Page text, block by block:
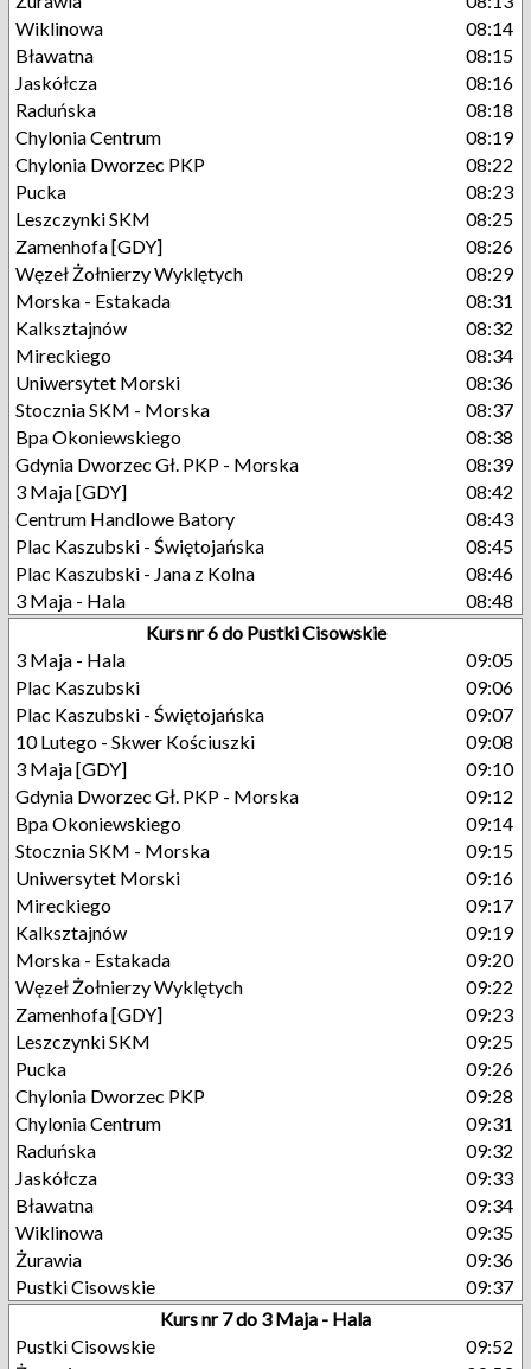
Wiklinowa
08:14
Bławatna
08:15
Jaskółcza
08:16
Raduńska
08:18
Chylonia Centrum
08:19
Chylonia Dworzec PKP
08:22
Pucka
08:23
Leszczynki SKM
08:25
Zamenhofa [GDY]
08:26
Węzeł Żołnierzy Wyklętych
08:29
Morska - Estakada
08:31
Kalksztajnów
08:32
Mireckiego
08:34
Uniwersytet Morski
08:36
Stocznia SKM - Morska
08:37
Bpa Okoniewskiego
08:38
Gdynia Dworzec Gł. PKP - Morska
08:39
3 Maja [GDY]
08:42
Centrum Handlowe Batory
08:43
Plac Kaszubski - Świętojańska
08:45
Plac Kaszubski - Jana z Kolna
08:46
3 Maja - Hala
08:48
Kurs nr 6 do Pustki Cisowskie
3 Maja - Hala
09:05
Plac Kaszubski
09:06
Plac Kaszubski - Świętojańska
09:07
10 Lutego - Skwer Kościuszki
09:08
3 Maja [GDY]
09:10
Gdynia Dworzec Gł. PKP - Morska
09:12
Bpa Okoniewskiego
09:14
Stocznia SKM - Morska
09:15
Uniwersytet Morski
09:16
Mireckiego
09:17
Kalksztajnów
09:19
Morska - Estakada
09:20
Węzeł Żołnierzy Wyklętych
09:22
Zamenhofa [GDY]
09:23
Leszczynki SKM
09:25
Pucka
09:26
Chylonia Dworzec PKP
09:28
Chylonia Centrum
09:31
Raduńska
09:32
Jaskółcza
09:33
Bławatna
09:34
Wiklinowa
09:35
Żurawia
09:36
Pustki Cisowskie
09:37
Kurs nr 7 do 3 Maja - Hala
Pustki Cisowskie
09:52